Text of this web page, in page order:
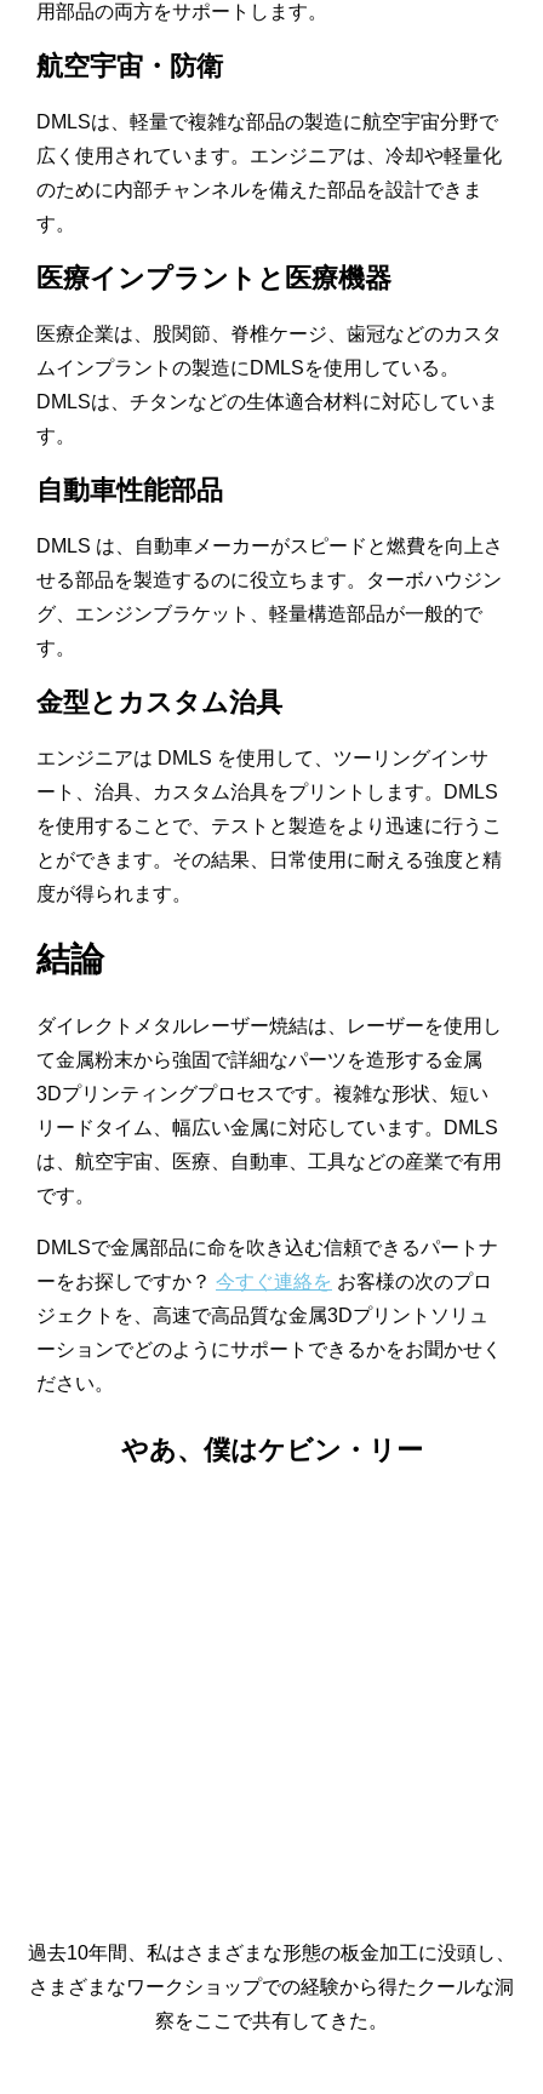
用部品の両方をサポートします。
航空宇宙・防衛
DMLSは、軽量で複雑な部品の製造に航空宇宙分野で
広く使用されています。エンジニアは、冷却や軽量化
のために内部チャンネルを備えた部品を設計できま
す。
医療インプラントと医療機器
医療企業は、股関節、脊椎ケージ、歯冠などのカスタ
ムインプラントの製造にDMLSを使用している。
DMLSは、チタンなどの生体適合材料に対応していま
す。
自動車性能部品
DMLS は、自動車メーカーがスピードと燃費を向上さ
せる部品を製造するのに役立ちます。ターボハウジン
グ、エンジンブラケット、軽量構造部品が一般的で
す。
金型とカスタム治具
エンジニアは DMLS を使用して、ツーリングインサ
ート、治具、カスタム治具をプリントします。DMLS
を使用することで、テストと製造をより迅速に行うこ
とができます。その結果、日常使用に耐える強度と精
度が得られます。
結論
ダイレクトメタルレーザー焼結は、レーザーを使用し
て金属粉末から強固で詳細なパーツを造形する金属
3Dプリンティングプロセスです。複雑な形状、短い
リードタイム、幅広い金属に対応しています。DMLS
は、航空宇宙、医療、自動車、工具などの産業で有用
です。
DMLSで金属部品に命を吹き込む信頼できるパートナ
ーをお探しですか？ 今すぐ連絡を お客様の次のプロ
ジェクトを、高速で高品質な金属3Dプリントソリュ
ーションでどのようにサポートできるかをお聞かせく
ださい。
やあ、僕はケビン・リー
過去10年間、私はさまざまな形態の板金加工に没頭し、
さまざまなワークショップでの経験から得たクールな洞
察をここで共有してきた。